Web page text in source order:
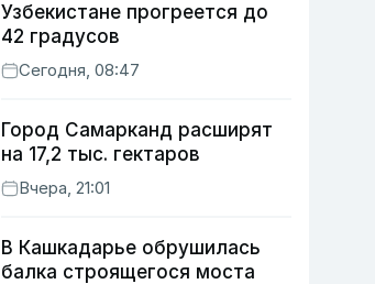
Узбекистане прогреется до
42 градусов
Сегодня, 08:47
Город Самарканд расширят
на 17,2 тыс. гектаров
Вчера, 21:01
В Кашкадарье обрушилась
балка строящегося моста